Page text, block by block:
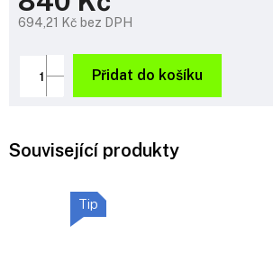
694,21 Kč bez DPH
cena:
Přidat do košíku
Související produkty
Tip